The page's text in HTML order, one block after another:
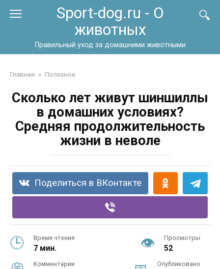
Sport-dog.ru - О
животных
Правильный уход за домашними животными
Главная » Полезное
Сколько лет живут шиншиллы
в домашних условиях?
Средняя продолжительность
жизни в неволе
Поделиться в ВКонтакте
Время чтения
7 мин.
Просмотры
52
Комментарии Опубликовано